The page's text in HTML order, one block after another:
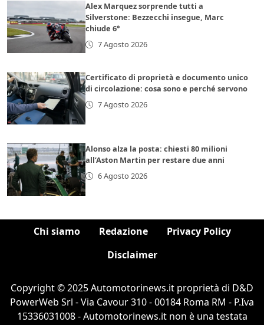
Alex Marquez sorprende tutti a
Silverstone: Bezzecchi insegue, Marc
chiude 6°
7 Agosto 2026
Certificato di proprietà e documento unico
di circolazione: cosa sono e perché servono
7 Agosto 2026
Alonso alza la posta: chiesti 80 milioni
all’Aston Martin per restare due anni
6 Agosto 2026
Chi siamo Redazione
Privacy Policy
Disclaimer
Copyright © 2025 Automotorinews.it proprietà di D&D
PowerWeb Srl - Via Cavour 310 - 00184 Roma RM - P.Iva
15336031008 - Automotorinews.it non è una testata